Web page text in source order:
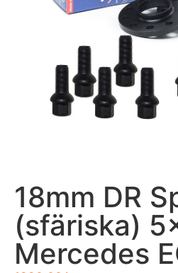
18mm DR
(sfäriska)
Mercedes